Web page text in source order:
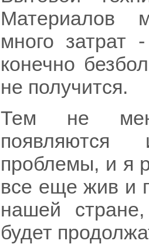
Материалов
много
конечно
не получится.
Тем не
появляются
проблемы, и я
все еще жив и
нашей
будет